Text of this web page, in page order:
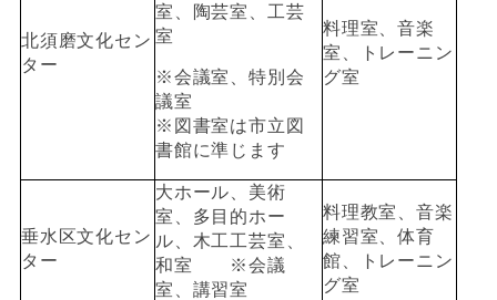
北須磨文化セン
ター
室、陶芸室、工芸
室
※会議室、特別会
議室
※図書室は市立図
書館に準じます
料理室、音楽
室、トレーニン
グ室
垂水区文化セン
ター
大ホール、美術
室、多目的ホー
ル、木工工芸室、
和室 ※会議
室、講習室
料理教室、音楽
練習室、体育
館、トレーニン
グ室